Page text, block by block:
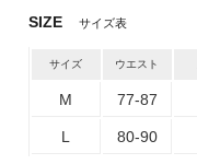
SIZE サイズ表
サイズ ウエスト
M 77-87
L 80-90